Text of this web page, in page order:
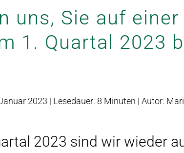
uns, Sie auf
1. Quartal 2023
2023 | Lesedauer: 8 Minuten | Autor:
2023 sind wir wieder